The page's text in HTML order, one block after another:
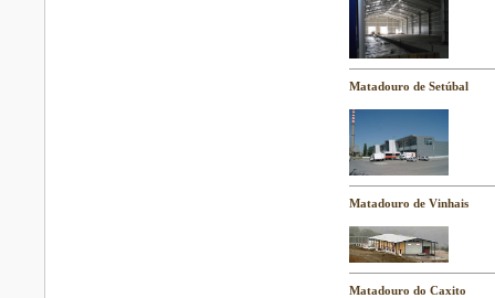
Matadouro de Setúbal
Matadouro de Vinhais
Matadouro do Caxito